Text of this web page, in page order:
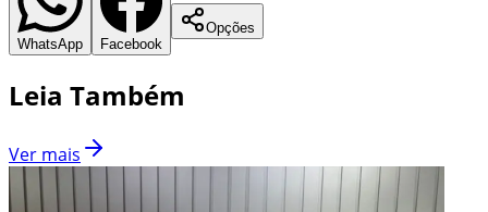
WhatsApp Facebook
Opções
Leia Também
Ver mais